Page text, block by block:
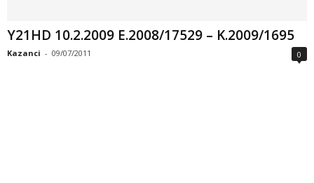
Y21HD 10.2.2009 E.2008/17529 – K.2009/1695
Kazanci - 09/07/2011 0